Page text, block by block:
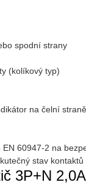
spodní strany
(kolíkový typ)
na čelní
60947-2 na
stav
3P+N